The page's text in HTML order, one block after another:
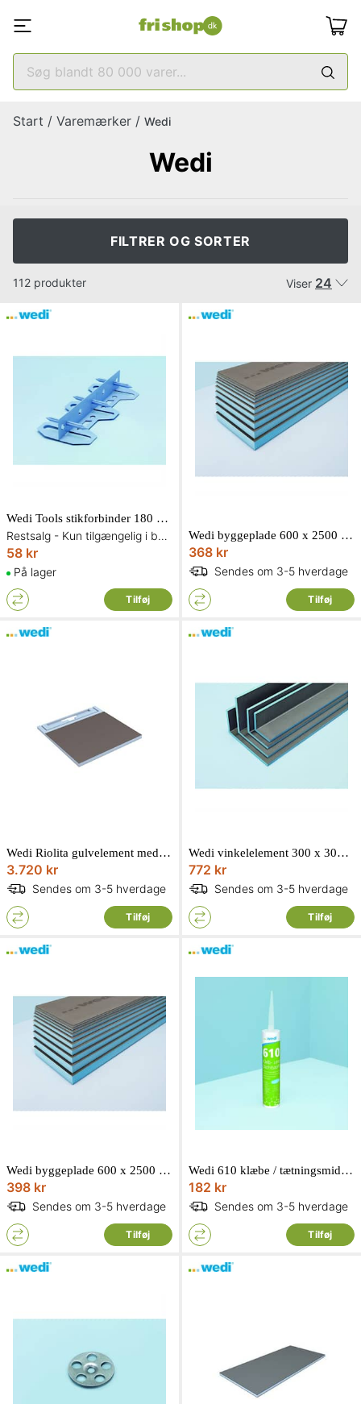
Start / Varemærker / Wedi
Wedi
FILTRER OG SORTER
112 produkter Viser 24
Wedi Tools stikforbinder 180 grader
Restsalg - Kun tilgængelig i begrænset antal og så længe lager haves
58 kr
På lager
Tilføj
Wedi byggeplade 600 x 2500 mm. Tykkelse: 20 mm
368 kr
Sendes om 3-5 hverdage
Tilføj
Wedi Riolita gulvelement med fald til 800 mm rende 1000 x 1000 x 50/32 mm
3.720 kr
Sendes om 3-5 hverdage
Tilføj
Wedi vinkelelement 300 x 300 x 2500 mm
772 kr
Sendes om 3-5 hverdage
Tilføj
Wedi byggeplade 600 x 2500 mm. Tykkelse: 30 mm
398 kr
Sendes om 3-5 hverdage
Tilføj
Wedi 610 klæbe / tætningsmiddel 310 mm
182 kr
Sendes om 3-5 hverdage
Tilføj